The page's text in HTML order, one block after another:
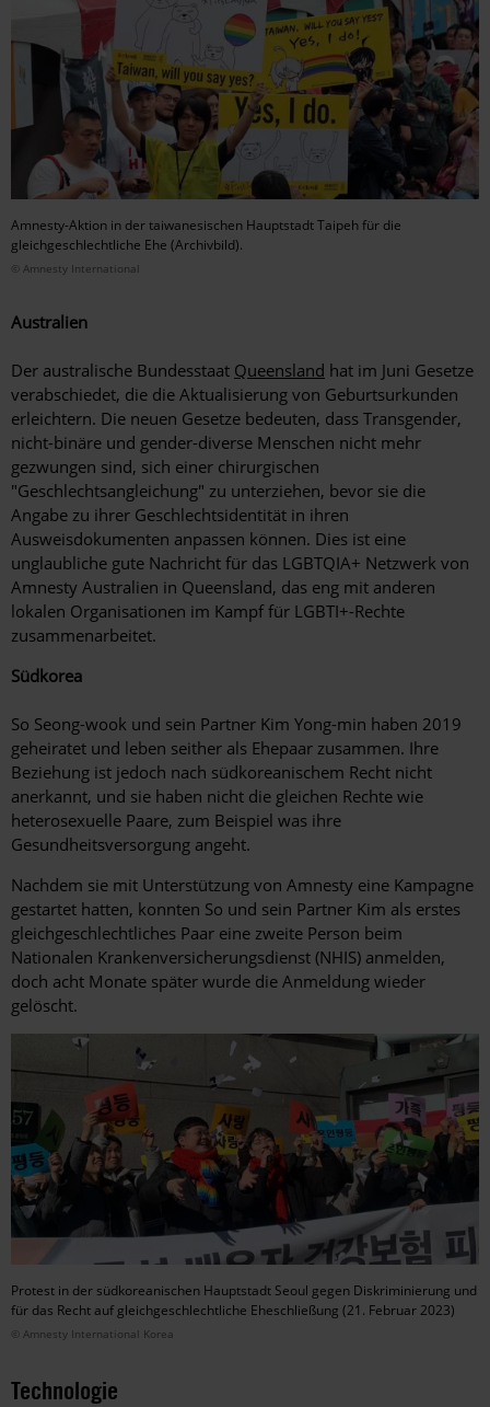
Amnesty-Aktion in der taiwanesischen Hauptstadt Taipeh für die
gleichgeschlechtliche Ehe (Archivbild).
© Amnesty International
Australien
Der australische Bundesstaat Queensland hat im Juni Gesetze
verabschiedet, die die Aktualisierung von Geburtsurkunden
erleichtern. Die neuen Gesetze bedeuten, dass Transgender,
nicht-binäre und gender-diverse Menschen nicht mehr
gezwungen sind, sich einer chirurgischen
"Geschlechtsangleichung" zu unterziehen, bevor sie die
Angabe zu ihrer Geschlechtsidentität in ihren
Ausweisdokumenten anpassen können. Dies ist eine
unglaubliche gute Nachricht für das LGBTQIA+ Netzwerk von
Amnesty Australien in Queensland, das eng mit anderen
lokalen Organisationen im Kampf für LGBTI+-Rechte
zusammenarbeitet.
Südkorea
So Seong-wook und sein Partner Kim Yong-min haben 2019
geheiratet und leben seither als Ehepaar zusammen. Ihre
Beziehung ist jedoch nach südkoreanischem Recht nicht
anerkannt, und sie haben nicht die gleichen Rechte wie
heterosexuelle Paare, zum Beispiel was ihre
Gesundheitsversorgung angeht.
Nachdem sie mit Unterstützung von Amnesty eine Kampagne
gestartet hatten, konnten So und sein Partner Kim als erstes
gleichgeschlechtliches Paar eine zweite Person beim
Nationalen Krankenversicherungsdienst (NHIS) anmelden,
doch acht Monate später wurde die Anmeldung wieder
gelöscht.
Protest in der südkoreanischen Hauptstadt Seoul gegen Diskriminierung und
für das Recht auf gleichgeschlechtliche Eheschließung (21. Februar 2023)
© Amnesty International Korea
Technologie